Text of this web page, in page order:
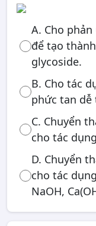
A. Cho
để tạo
glycoside.
B. Cho tác
phức tan
C. Chuyển
cho tác
D. Chuyển
cho tác
NaOH,